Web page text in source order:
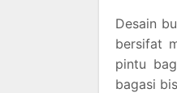
Desain
bersifat
pintu
bagasi